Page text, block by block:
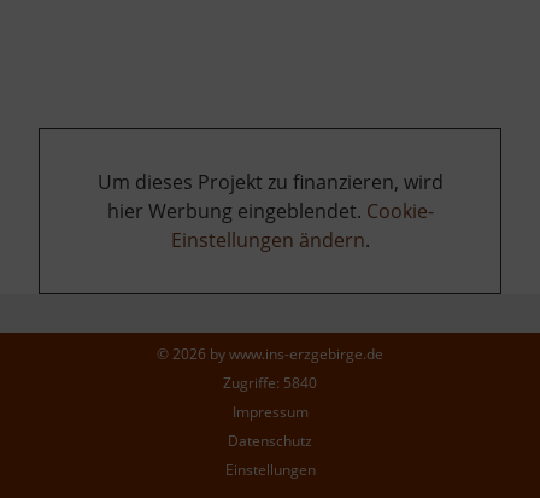
Um dieses Projekt zu finanzieren, wird
hier Werbung eingeblendet. Cookie-
Einstellungen ändern.
© 2026 bywww.ins-erzgebirge.de
Zugriffe: 5840
Impressum
Datenschutz
Einstellungen